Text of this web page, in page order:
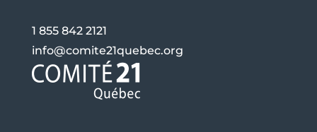
1 855 842 2121
info@comite21quebec.org